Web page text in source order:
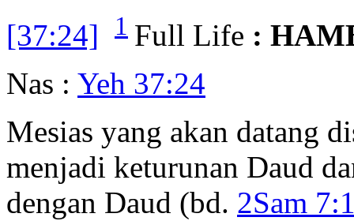
[37:24]
1 Full Life :
Nas : Yeh 37:24
Mesias yang akan datang
menjadi keturunan Daud
dengan Daud (bd. 2Sam